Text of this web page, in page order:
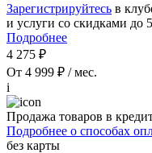
Зарегистрируйтесь в
и услуги со скидками до
Подробнее
4 275 ₽
От 4 999 ₽ / мес.
i
Продажа товаров в
Подробнее о способах
без карты